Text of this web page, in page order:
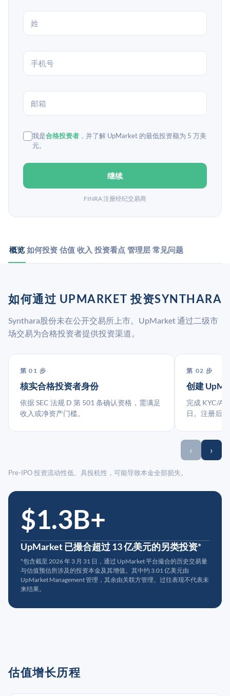
我是合格投资者 ，并了解 UpMarket 的最低投资额为 5 万美
元。
继续
FINRA 注册经纪交易商
概览 如何投资 估值 收入 投资看点 管理层 常见问题
如何通过 UPMARKET 投资SYNTHARA
Synthara股份未在公开交易所上市。UpMarket 通过二级市
场交易为合格投资者提供投资渠道。
第 01 步
核实合格投资者身份
依据 SEC 法规 D 第 501 条确认资格，需满足
收入或净资产门槛。
第 02 步
创建
完成 KYC/
日。注册后
‹ ›
Pre-IPO 投资流动性低、具投机性，可能导致本金全部损失。
$1.3B+
UpMarket 已撮合超过 13 亿美元的另类投资*
*包含截至 2026 年 3 月 31 日，通过 UpMarket 平台撮合的历史交易量
与估值预估所涉及的投资本金及其增值。其中约 3.01 亿美元由
UpMarket Management 管理，其余由关联方管理。过往表现不代表未
来结果。
估值增长历程